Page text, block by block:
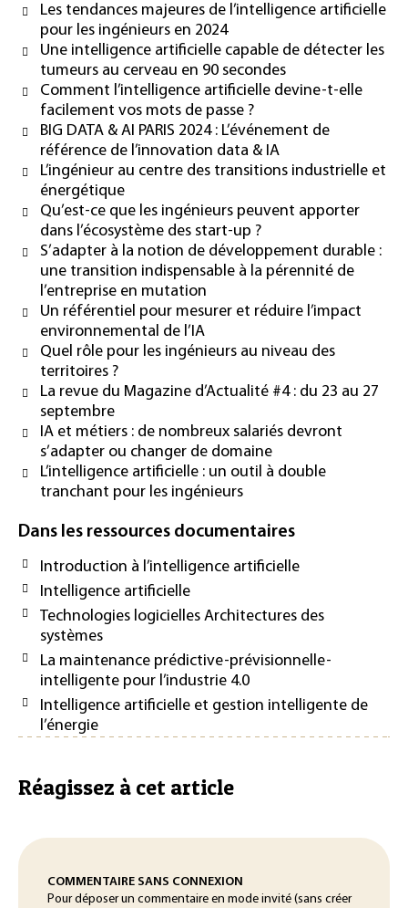
Les tendances majeures de l’intelligence artificielle
pour les ingénieurs en 2024
Une intelligence artificielle capable de détecter les
tumeurs au cerveau en 90 secondes
Comment l’intelligence artificielle devine-t-elle
facilement vos mots de passe ?
BIG DATA & AI PARIS 2024 : L’événement de
référence de l’innovation data & IA
L’ingénieur au centre des transitions industrielle et
énergétique
Qu’est-ce que les ingénieurs peuvent apporter
dans l’écosystème des start-up ?
S’adapter à la notion de développement durable :
une transition indispensable à la pérennité de
l’entreprise en mutation
Un référentiel pour mesurer et réduire l’impact
environnemental de l’IA
Quel rôle pour les ingénieurs au niveau des
territoires ?
La revue du Magazine d’Actualité #4 : du 23 au 27
septembre
IA et métiers : de nombreux salariés devront
s’adapter ou changer de domaine
L’intelligence artificielle : un outil à double
tranchant pour les ingénieurs
Dans les ressources documentaires
Introduction à l’intelligence artificielle
Intelligence artificielle
Technologies logicielles Architectures des
systèmes
La maintenance prédictive-prévisionnelle-
intelligente pour l’industrie 4.0
Intelligence artificielle et gestion intelligente de
l’énergie
Réagissez à cet article
COMMENTAIRE SANS CONNEXION
Pour déposer un commentaire en mode invité (sans créer